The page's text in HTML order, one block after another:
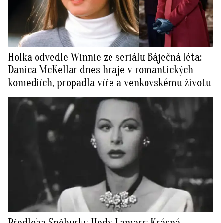
Holka odvedle Winnie ze seriálu Báječná léta:
Danica McKellar dnes hraje v romantických
komediích, propadla víře a venkovskému životu